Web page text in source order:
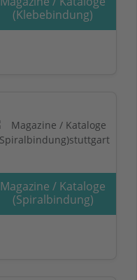
(Klebebindung)
Magazine / Kataloge
(Spiralbindung)